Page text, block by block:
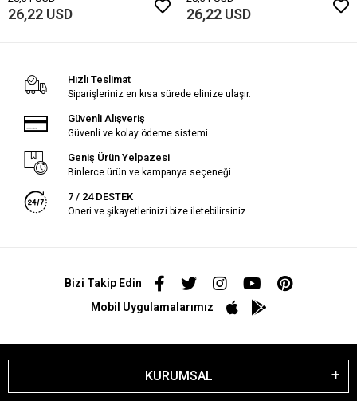
26,22 USD 26,22 USD
Hızlı Teslimat
Siparişleriniz en kısa sürede elinize ulaşır.
Güvenli Alışveriş
Güvenli ve kolay ödeme sistemi
Geniş Ürün Yelpazesi
Binlerce ürün ve kampanya seçeneği
7 / 24 DESTEK
Öneri ve şikayetlerinizi bize iletebilirsiniz.
Bizi Takip Edin
Mobil Uygulamalarımız
KURUMSAL